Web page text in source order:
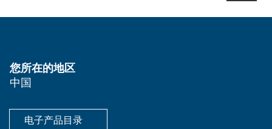
您所在的地区
中国
电子产品目录